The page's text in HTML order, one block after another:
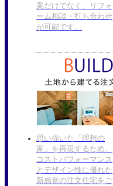
案だけでなく、リフォ
ーム相談・打ち合わせ
が可能です。
思い描いた「理想の
家」を再現するため、
コストパフォーマンス
とデザイン性に優れた
新感覚の注文住宅をご